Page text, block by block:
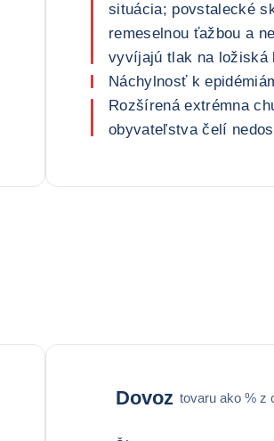
situácia; povstalecké
remeselnou ťažbou a
vyvíjajú tlak na ložiská
Náchylnosť k
Rozšírená extrémna
obyvateľstva čelí
Dovoz tovaru ako % z